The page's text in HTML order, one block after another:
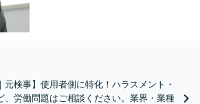
元検事】使用者側に特化！ハラスメント・
、労働問題はご相談ください。業界・業種